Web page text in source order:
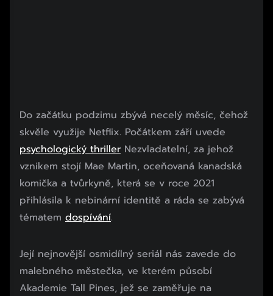
Do začátku podzimu zbývá necelý měsíc, čehož
skvěle využije Netflix. Počátkem září uvede
psychologický thriller Nezvladatelní, za jehož
vznikem stojí Mae Martin, oceňovaná kanadská
komička a tvůrkyně, která se v roce 2021
přihlásila k nebinární identitě a ráda se zabývá
tématem dospívání.
Její nejnovější osmidílný seriál nás zavede do
malebného městečka, ve kterém působí
Akademie Tall Pines, jež se zaměřuje na